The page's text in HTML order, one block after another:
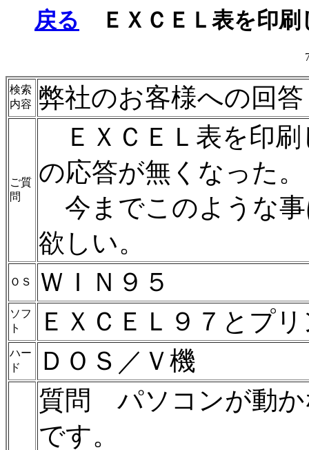
戻る ＥＸＣＥＬ表を印刷
検索
内容
弊社のお客様への回答
ご質
問
ＥＸＣＥＬ表を印刷
の応答が無くなった。
今までこのような
欲しい。
ＯＳ ＷＩＮ９５
ソフ
ト
ＥＸＣＥＬ９７とプ
ハー
ド
ＤＯＳ／Ｖ機
質問 パソコンが動か
です。